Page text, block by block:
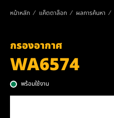
หน้าหลัก แค็ตตาล็อก ผลการค้นหา
กรองอากาศ
WA6574
พร้อมใช้งาน